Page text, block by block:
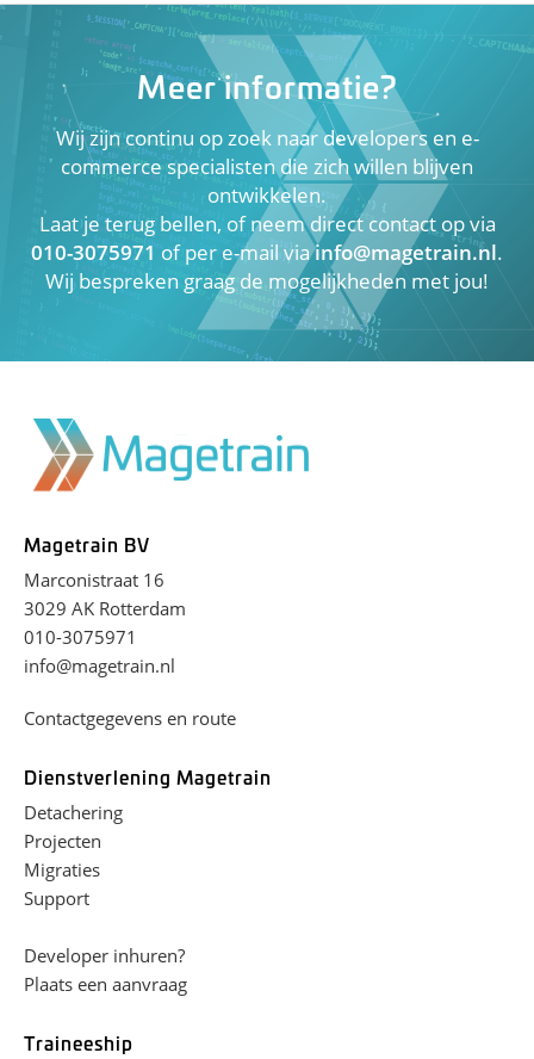
Meer informatie?
Wij zijn continu op zoek naar developers en e-
commerce specialisten die zich willen blijven
ontwikkelen.
Laat je terug bellen, of neem direct contact op via
010-3075971 of per e-mail viainfo@magetrain.nl.
Wij bespreken graag de mogelijkheden met jou!
Magetrain BV
Marconistraat 16
3029 AK Rotterdam
010-3075971
info@magetrain.nl
Contactgegevens en route
Dienstverlening Magetrain
Detachering
Projecten
Migraties
Support
Developer inhuren?
Plaats een aanvraag
Traineeship